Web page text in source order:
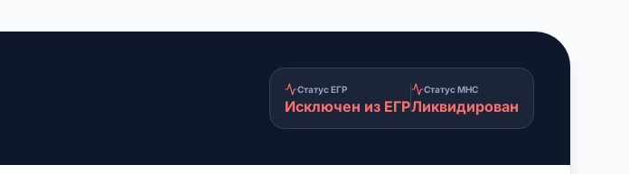
Статус ЕГР
Исключен из ЕГР
Статус МНС
Ликвидирован